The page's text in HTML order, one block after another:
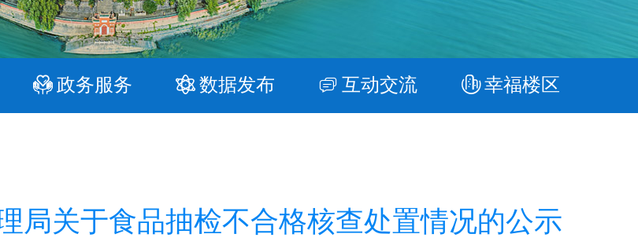
政务服务 数据发布 互动交流 幸福楼区
局关于食品抽检不合格核查处置情况的公示